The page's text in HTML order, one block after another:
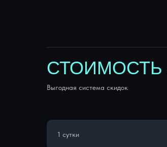
СТОИМОСТЬ
Выгодная система скидок
1 сутки